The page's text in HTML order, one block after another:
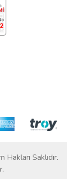
Hakları Saklıdır.